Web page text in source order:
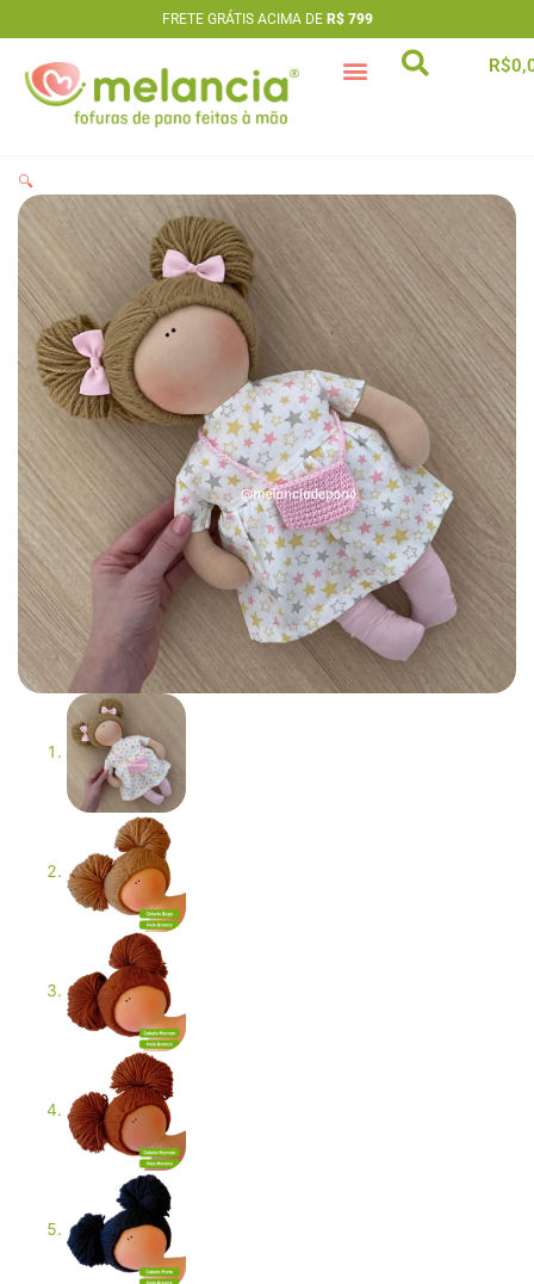
para
conteúdo
FRETE GRÁTIS ACIMA DER$ 799
R$
🔍